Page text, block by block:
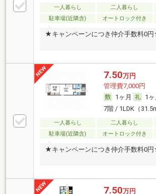
一人暮らし 二人暮らし
駐車場(近隣含)
オートロック付き
★キャンペーンにつき仲介手数料0
7.50万円
管理費7,000円
1ヶ月
1ヶ
7階 / 1LDK（
一人暮らし 二人暮らし
駐車場(近隣含)
オートロック付き
★キャンペーンにつき仲介手数料0
7.50万円